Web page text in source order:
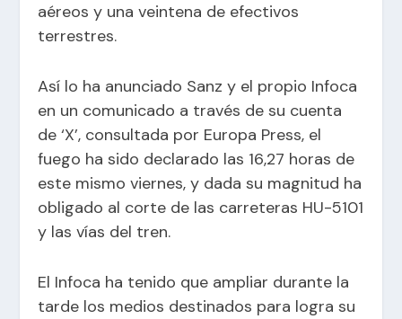
aéreos y una veintena de efectivos
terrestres.
Así lo ha anunciado Sanz y el propio Infoca
en un comunicado a través de su cuenta
de ‘X’, consultada por Europa Press, el
fuego ha sido declarado las 16,27 horas de
este mismo viernes, y dada su magnitud ha
obligado al corte de las carreteras HU-5101
y las vías del tren.
El Infoca ha tenido que ampliar durante la
tarde los medios destinados para logra su